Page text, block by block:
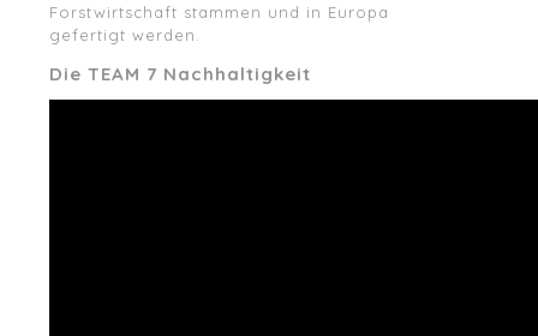
Forstwirtschaft stammen und in Europa
gefertigt werden.
Die TEAM 7 Nachhaltigkeit